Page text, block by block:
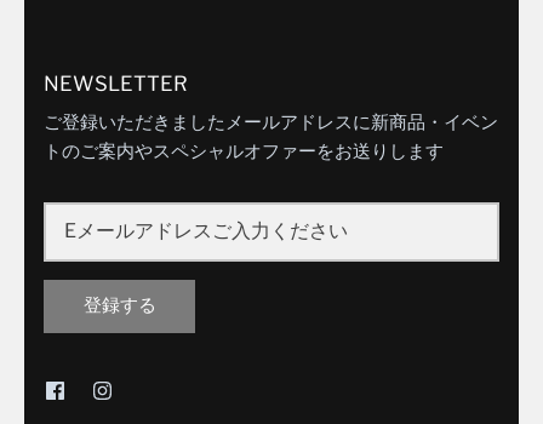
NEWSLETTER
ご登録いただきましたメールアドレスに新商品・イベン
トのご案内やスペシャルオファーをお送りします
登録する